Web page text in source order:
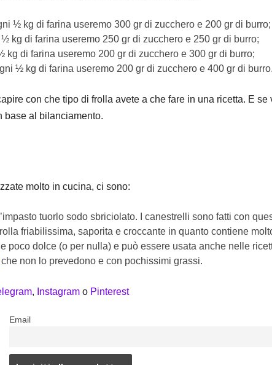
½ kg di farina useremo 300 gr di zucchero e 200 gr di burro;
kg di farina useremo 250 gr di zucchero e 250 gr di burro;
kg di farina useremo 200 gr di zucchero e 300 gr di burro;
½ kg di farina useremo 200 gr di zucchero e 400 gr di
con che tipo di frolla avete a che fare in una ricetta. E
base al bilanciamento.
molto in cucina, ci sono:
tuorlo sodo sbriciolato. I canestrelli sono fatti con
friabilissima, saporita e croccante in quanto contiene
poco dolce (o per nulla) e può essere usata anche nelle
non lo prevedono e con pochissimi grassi.
, Instagram o Pinterest
Email